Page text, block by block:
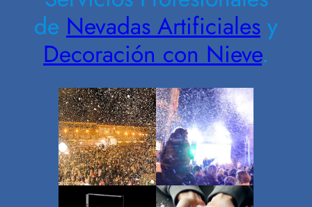
de Nevadas Artificiales y
Decoración con Nieve.